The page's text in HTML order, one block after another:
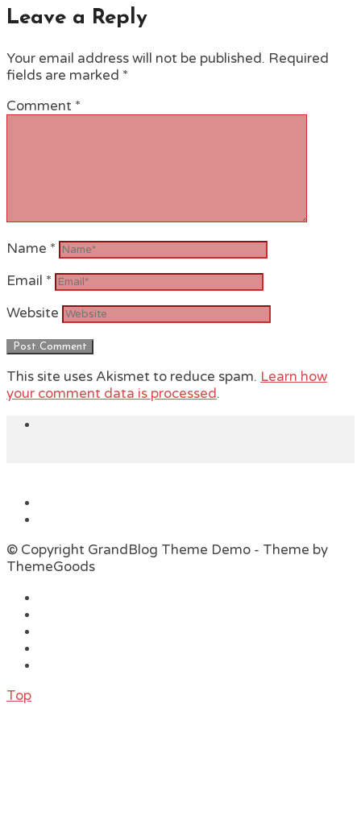
Leave a Reply
Your email address will not be published. Required
fields are marked *
Comment *
Name *
Email *
Website
This site uses Akismet to reduce spam. Learn how
your comment data is processed.
© Copyright GrandBlog Theme Demo - Theme by
ThemeGoods
Top